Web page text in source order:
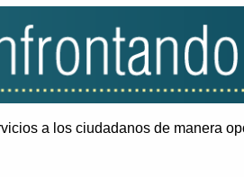
a los ciudadanos de manera